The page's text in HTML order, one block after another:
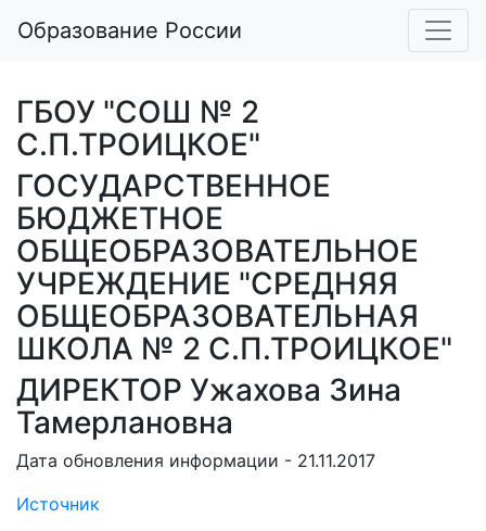
Образование России
ГБОУ "СОШ № 2
С.П.ТРОИЦКОЕ"
ГОСУДАРСТВЕННОЕ
БЮДЖЕТНОЕ
ОБЩЕОБРАЗОВАТЕЛЬНОЕ
УЧРЕЖДЕНИЕ "СРЕДНЯЯ
ОБЩЕОБРАЗОВАТЕЛЬНАЯ
ШКОЛА № 2 С.П.ТРОИЦКОЕ"
ДИРЕКТОР Ужахова Зина
Тамерлановна
Дата обновления информации - 21.11.2017
Источник